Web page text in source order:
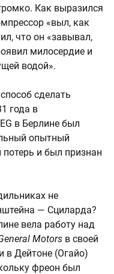
Как выразился
«выл, как
что он «завывал,
милосердие и
водой».
сделать
года в
в Берлине был
опытный
потерь и был признан
не
— Сциларда?
вела работу над
Motors в своей
в Дейтоне (Огайо)
фреон был